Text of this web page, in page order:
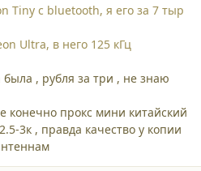
Tiny с bluetooth, я его за 7 тыр
Ultra, в него 125 кГц
, рубля за три , не знаю
конечно прокс мини китайский
3к , правда качество у копии